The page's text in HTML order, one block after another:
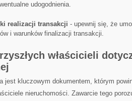
udogodnienia.
realizacji transakcji ‌-⁤ upewnij się, ⁣że
i warunków finalizacji ‌transakcji.
właścicieli
⁤jest kluczowym dokumentem, którym
nieruchomości. Zawarcie tego